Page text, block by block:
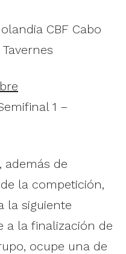
CBF Cabo
1 –
además de
la competición,
la siguiente
a la finalización de
ocupe una de